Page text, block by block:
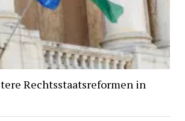
Rechtsstaatsreformen in